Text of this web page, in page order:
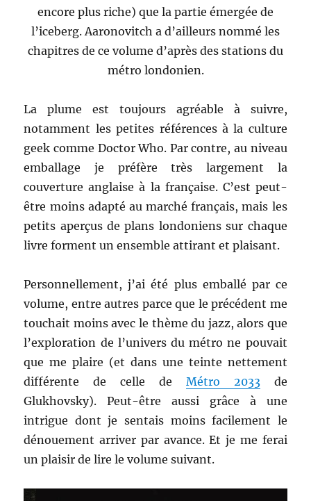
encore plus riche) que la partie émergée de
l’iceberg. Aaronovitch a d’ailleurs nommé les
chapitres de ce volume d’après des stations du
métro londonien.
La plume est toujours agréable à suivre,
notamment les petites références à la culture
geek comme Doctor Who. Par contre, au niveau
emballage je préfère très largement la
couverture anglaise à la française. C’est peut-
être moins adapté au marché français, mais les
petits aperçus de plans londoniens sur chaque
livre forment un ensemble attirant et plaisant.
Personnellement, j’ai été plus emballé par ce
volume, entre autres parce que le précédent me
touchait moins avec le thème du jazz, alors que
l’exploration de l’univers du métro ne pouvait
que me plaire (et dans une teinte nettement
différente de celle de Métro 2033de
Glukhovsky). Peut-être aussi grâce à une
intrigue dont je sentais moins facilement le
dénouement arriver par avance. Et je me ferai
un plaisir de lire le volume suivant.